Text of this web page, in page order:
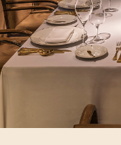
WHAT'S COOKING
CORRIERE
HISTORIA
SOSTENIBILIDAD
CONTACTO